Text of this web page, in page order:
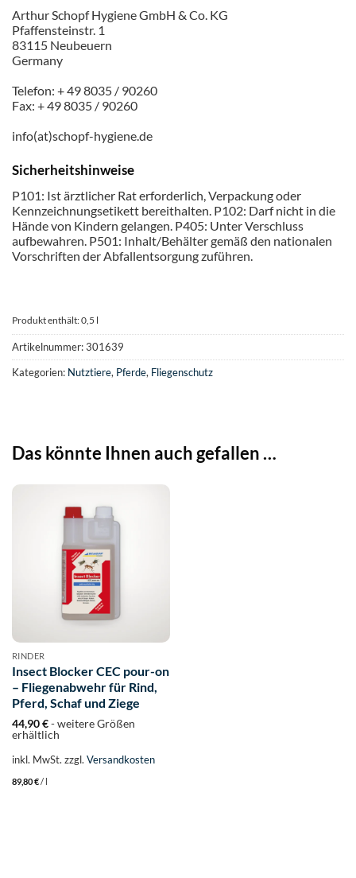
Arthur Schopf Hygiene GmbH & Co. KG
Pfaffensteinstr. 1
83115 Neubeuern
Germany
Telefon: + 49 8035 / 90260
Fax: + 49 8035 / 90260
info(at)schopf-hygiene.de
Sicherheitshinweise
P101: Ist ärztlicher Rat erforderlich, Verpackung oder
Kennzeichnungsetikett bereithalten. P102: Darf nicht in die
Hände von Kindern gelangen. P405: Unter Verschluss
aufbewahren. P501: Inhalt/Behälter gemäß den nationalen
Vorschriften der Abfallentsorgung zuführen.
Produkt enthält: 0,5 l
Artikelnummer:301639
Kategorien: Nutztiere, Pferde, Fliegenschutz
Das könnte Ihnen auch gefallen …
RINDER
Insect Blocker CEC pour-on
– Fliegenabwehr für Rind,
Pferd, Schaf und Ziege
44,90€- weitere Größen
erhältlich
inkl. MwSt. zzgl. Versandkosten
89,80€/